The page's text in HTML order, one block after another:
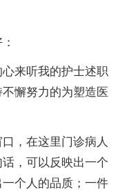
来听我的护士述职
懈努力的为塑造医
，在这里门诊病人
，可以反映出一个
个人的品质；一件